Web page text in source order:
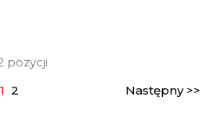
pozycji
1 2 Następny >>